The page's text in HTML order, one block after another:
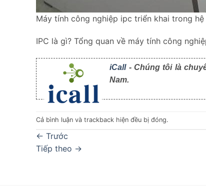
Máy tính công nghiệp ipc triển khai trong
IPC là gì? Tổng quan về máy tính công
iCall- Chúng tôi là
Nam.
Cả bình luận và trackback hiện đều bị đóng.
← Trước
Tiếp theo →